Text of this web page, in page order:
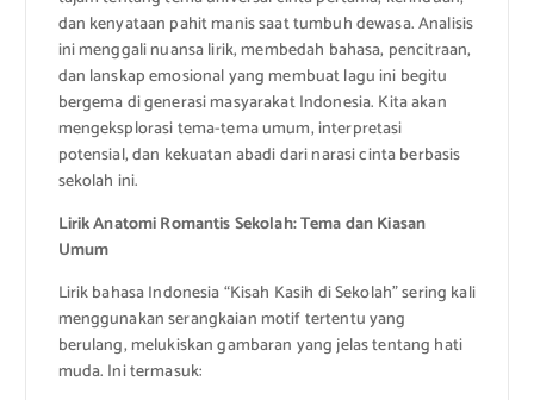
dan kenyataan pahit manis saat tumbuh dewasa. Analisis
ini menggali nuansa lirik, membedah bahasa, pencitraan,
dan lanskap emosional yang membuat lagu ini begitu
bergema di generasi masyarakat Indonesia. Kita akan
mengeksplorasi tema-tema umum, interpretasi
potensial, dan kekuatan abadi dari narasi cinta berbasis
sekolah ini.
Lirik Anatomi Romantis Sekolah: Tema dan Kiasan
Umum
Lirik bahasa Indonesia “Kisah Kasih di Sekolah” sering kali
menggunakan serangkaian motif tertentu yang
berulang, melukiskan gambaran yang jelas tentang hati
muda. Ini termasuk: